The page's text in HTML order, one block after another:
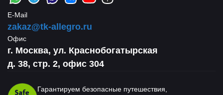
E-Mail
zakaz@tk-allegro.ru
Офис
г. Москва, ул. Краснобогатырская
д. 38, стр. 2, офис 304
Гарантируем безопасные путешествия,